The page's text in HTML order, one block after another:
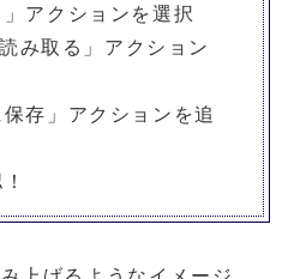
」アクションを選択
み取る」アクション
保存」アクションを追